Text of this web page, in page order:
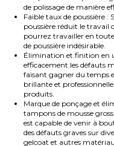
de polissage de manière
Faible taux de poussière :
poussière réduit le travail
pourrez travailler en
de poussière indésirable.
Élimination et finition en
efficacement les défauts
faisant gagner du temps
brillante et
produits.
Marque de ponçage et
tampons de mousse
est capable de venir à
des défauts graves sur
gelcoat et autres